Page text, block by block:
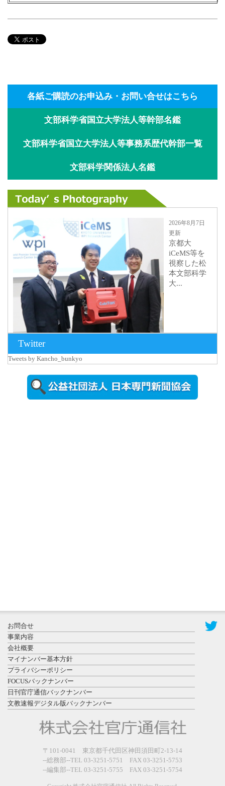
各紙ご購読のお申込み・お問い合せはこちら
文部科学省国立大学法人等幹部名鑑
文部科学省国立大学法人等事務系歴代幹部一覧
文部科学関係法人名鑑
2026年8月7日
更新
京都大
iCeMS等を
視察した松
本文部科学
大...
2026年8月5日
更新
農工大で大
登録有形文
化財となっ
た東北大植
物園八...
日更新
県警等と大
規模災害時
Twitter
Tweets by Kancho_bunkyo
お問合せ
事業内容
会社概要
マイナンバー基本方針
プライバシーポリシー
FOCUSバックナンバー
日刊官庁通信バックナンバー
文教速報デジタル版バックナンバー
〒101-0041 東京都千代田区神田須田町2-13-14
--総務部--TEL 03-3251-5751 FAX 03-3251-5753
--編集部--TEL 03-3251-5755 FAX 03-3251-5754